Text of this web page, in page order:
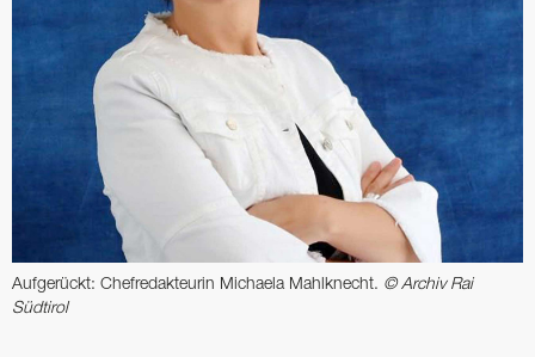
Aufgerückt: Chefredakteurin Michaela Mahlknecht. © Archiv Rai
Südtirol